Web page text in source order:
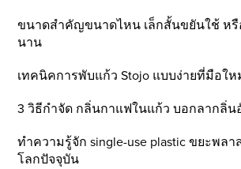
ขนาดสำคัญขนาดไหน เล็กสั้นขยันใช้ ห
นาน
เทคนิคการพับแก้ว Stojo แบบง่ายที่มือใ
3 วิธีกำจัด กลิ่นกาแฟในแก้ว บอกลากลิ่น
ทำความรู้จัก single-use plastic ขยะพล
โลกปัจจุบัน